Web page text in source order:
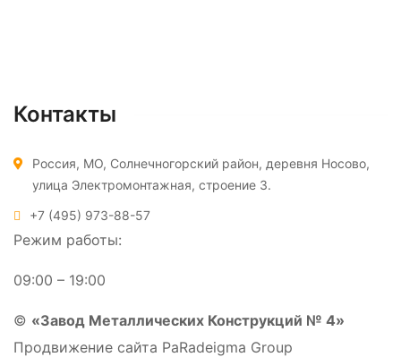
Контакты
Россия, МО, Солнечногорский район, деревня Носово,
улица Электромонтажная, строение 3.
+7 (495) 973-88-57
Режим работы:
09:00 – 19:00
© «Завод Металлических Конструкций № 4»
Продвижение сайта PaRadeigma Group